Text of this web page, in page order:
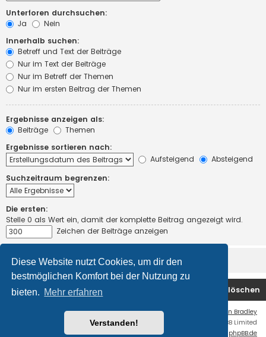
Diese Website nutzt Cookies, um dir den
bestmöglichen Komfort bei der Nutzung zu
bieten. Mehr erfahren
Verstanden!
Unterforen durchsuchen:
Ja
Nein
Innerhalb suchen:
Betreff und Text der Beiträge
Nur im Text der Beiträge
Nur im Betreff der Themen
Nur im ersten Beitrag der Themen
Ergebnisse anzeigen als:
Beiträge
Themen
Ergebnisse sortieren nach:
Aufsteigend
Absteigend
Suchzeitraum begrenzen:
Die ersten:
Stelle 0 als Wert ein, damit der komplette Beitrag angezeigt wird.
Zeichen der Beiträge anzeigen
Startseite Foren-Übersicht Alle Cookies löschen
Ian Bradley
Powered byphpBB
® Forum Software © phpBB Limited
Deutsche Übersetzung durch phpBB.de